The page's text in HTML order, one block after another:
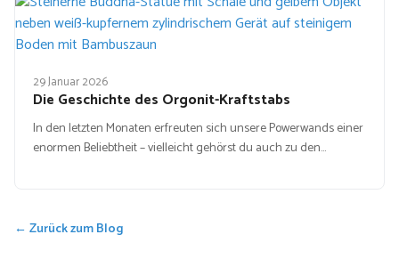
29 Januar 2026
Die Geschichte des Orgonit-Kraftstabs
In den letzten Monaten erfreuten sich unsere Powerwands einer
enormen Beliebtheit – vielleicht gehörst du auch zu den…
← Zurück zum Blog